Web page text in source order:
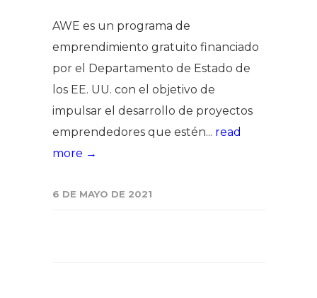
AWE es un programa de
emprendimiento gratuito financiado
por el Departamento de Estado de
los EE. UU. con el objetivo de
impulsar el desarrollo de proyectos
emprendedores que estén... read
more →
6 DE MAYO DE 2021